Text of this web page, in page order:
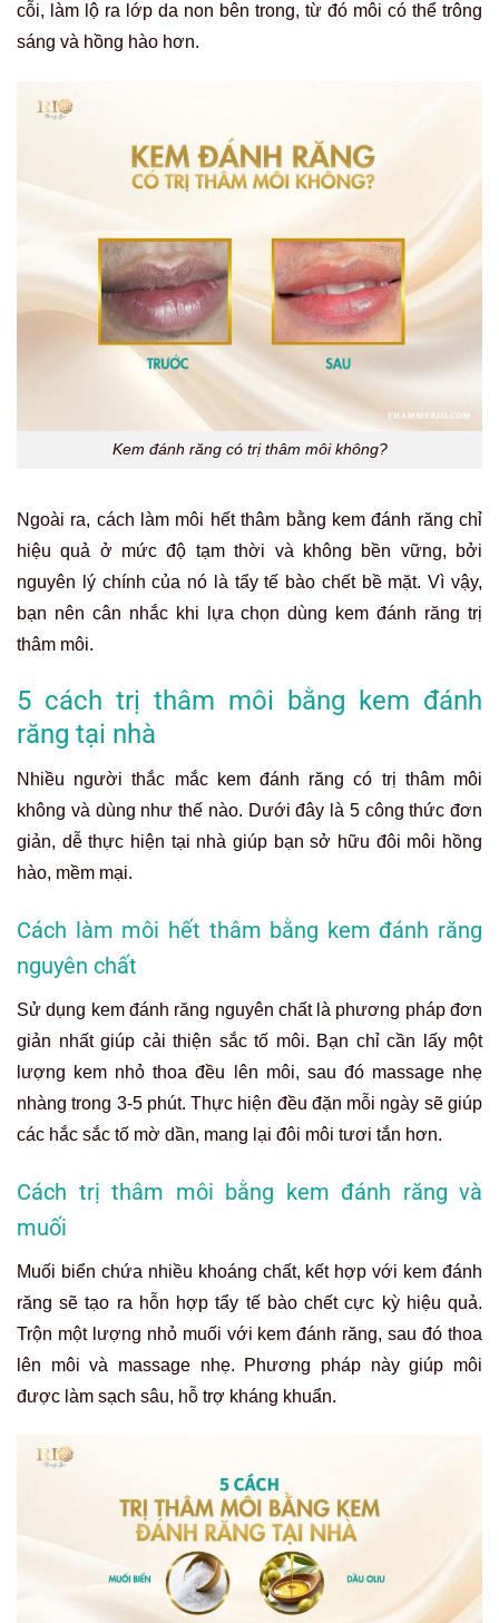
cỗi, làm lộ ra lớp da non bên trong, từ đó môi có thể trông
sáng và hồng hào hơn.
Kem đánh răng có trị thâm môi không?
Ngoài ra, cách làm môi hết thâm bằng kem đánh răng chỉ
hiệu quả ở mức độ tạm thời và không bền vững, bởi
nguyên lý chính của nó là tẩy tế bào chết bề mặt. Vì vậy,
bạn nên cân nhắc khi lựa chọn dùng kem đánh răng trị
thâm môi.
5 cách trị thâm môi bằng kem đánh
răng tại nhà
Nhiều người thắc mắc kem đánh răng có trị thâm môi
không và dùng như thế nào. Dưới đây là 5 công thức đơn
giản, dễ thực hiện tại nhà giúp bạn sở hữu đôi môi hồng
hào, mềm mại.
Cách làm môi hết thâm bằng kem đánh răng
nguyên chất
Sử dụng kem đánh răng nguyên chất là phương pháp đơn
giản nhất giúp cải thiện sắc tố môi. Bạn chỉ cần lấy một
lượng kem nhỏ thoa đều lên môi, sau đó massage nhẹ
nhàng trong 3-5 phút. Thực hiện đều đặn mỗi ngày sẽ giúp
các hắc sắc tố mờ dần, mang lại đôi môi tươi tắn hơn.
Cách trị thâm môi bằng kem đánh răng và
muối
Muối biển chứa nhiều khoáng chất, kết hợp với kem đánh
răng sẽ tạo ra hỗn hợp tẩy tế bào chết cực kỳ hiệu quả.
Trộn một lượng nhỏ muối với kem đánh răng, sau đó thoa
lên môi và massage nhẹ. Phương pháp này giúp môi
được làm sạch sâu, hỗ trợ kháng khuẩn.